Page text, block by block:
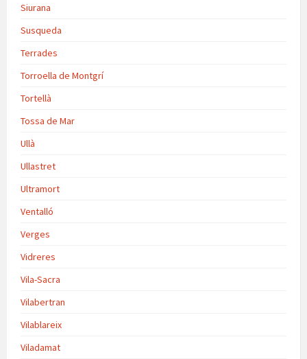
Siurana
Susqueda
Terrades
Torroella de Montgrí
Tortellà
Tossa de Mar
Ullà
Ullastret
Ultramort
Ventalló
Verges
Vidreres
Vila-Sacra
Vilabertran
Vilablareix
Viladamat